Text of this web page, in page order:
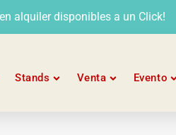
alquiler disponibles a un Click!
Stands Venta Evento